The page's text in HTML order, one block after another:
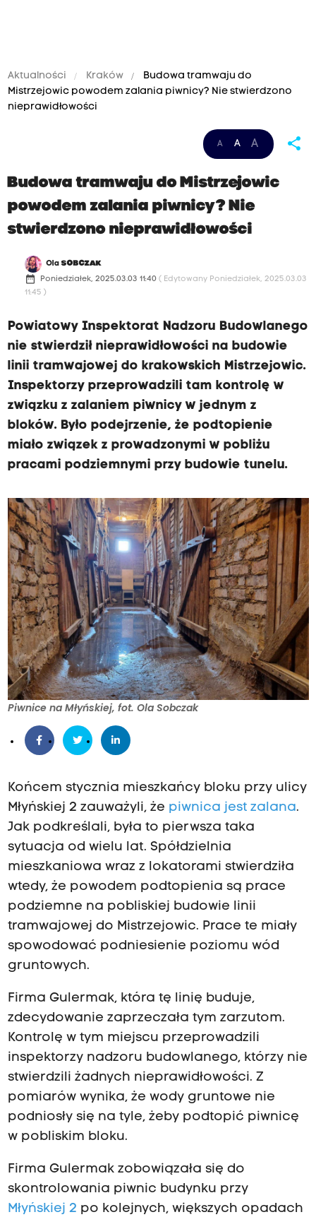
Aktualności Kraków
Budowa tramwaju do
Mistrzejowic powodem zalania piwnicy? Nie stwierdzono
nieprawidłowości
A A A share
Budowa tramwaju do Mistrzejowic
powodem zalania piwnicy? Nie
stwierdzono nieprawidłowości
OlaSOBCZAK
date_range Poniedziałek, 2025.03.03 11:40 ( Edytowany Poniedziałek, 2025.03.03
11:45 )
Powiatowy Inspektorat Nadzoru Budowlanego
nie stwierdził nieprawidłowości na budowie
linii tramwajowej do krakowskich Mistrzejowic.
Inspektorzy przeprowadzili tam kontrolę w
związku z zalaniem piwnicy w jednym z
bloków. Było podejrzenie, że podtopienie
miało związek z prowadzonymi w pobliżu
pracami podziemnymi przy budowie tunelu.
Piwnice na Młyńskiej, fot. Ola Sobczak
Końcem stycznia mieszkańcy bloku przy ulicy
Młyńskiej 2 zauważyli, że piwnica jest zalana.
Jak podkreślali, była to pierwsza taka
sytuacja od wielu lat. Spółdzielnia
mieszkaniowa wraz z lokatorami stwierdziła
wtedy, że powodem podtopienia są prace
podziemne na pobliskiej budowie linii
tramwajowej do Mistrzejowic. Prace te miały
spowodować podniesienie poziomu wód
gruntowych.
Firma Gulermak, która tę linię buduje,
zdecydowanie zaprzeczała tym zarzutom.
Kontrolę w tym miejscu przeprowadzili
inspektorzy nadzoru budowlanego, którzy nie
stwierdzili żadnych nieprawidłowości. Z
pomiarów wynika, że wody gruntowe nie
podniosły się na tyle, żeby podtopić piwnicę
w pobliskim bloku.
Firma Gulermak zobowiązała się do
skontrolowania piwnic budynku przy
Młyńskiej 2 po kolejnych, większych opadach